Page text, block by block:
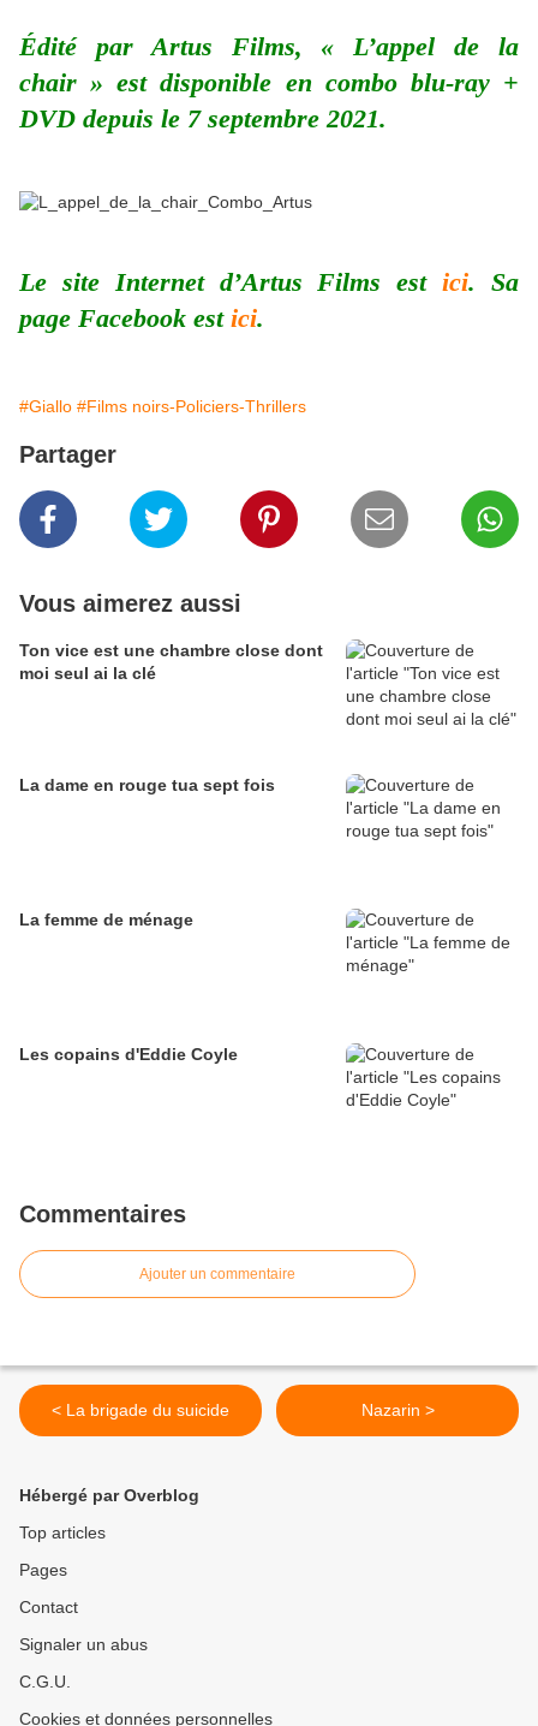
Édité par Artus Films, « L’appel de la
chair » est disponible en combo blu-ray +
DVD depuis le 7 septembre 2021.
Le site Internet d’Artus Films estici. Sa
page Facebook est ici.
#Giallo #Films noirs-Policiers-Thrillers
Partager
Vous aimerez aussi
Ton vice est une chambre close dont
moi seul ai la clé
La dame en rouge tua sept fois
La femme de ménage
Les copains d'Eddie Coyle
Commentaires
Ajouter un commentaire
< La brigade du suicide Nazarin >
Hébergé par Overblog
Top articles
Pages
Contact
Signaler un abus
C.G.U.
Cookies et données personnelles